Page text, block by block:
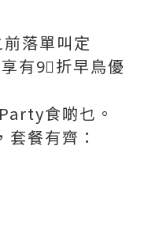
落單叫定
有9⃣折早鳥優
食啲乜。
餐有齊：